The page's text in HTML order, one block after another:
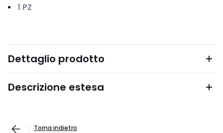
1 PZ
Dettaglio prodotto
Descrizione estesa
Torna indietro